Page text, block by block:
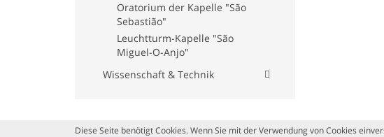
Museum "Marta Ortigão
Sampaio"
Museum der Transport und
Kommunikationsmittel
Oratorium der Kapelle "São
Sebastião"
Leuchtturm-Kapelle "São
Miguel-O-Anjo"
Wissenschaft & Technik
Porto
Diese Seite benötigt Cookies. Wenn Sie mit der Verwendung von Cookies